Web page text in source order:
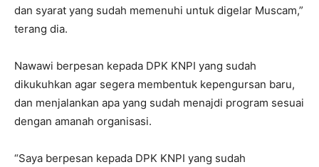
dan syarat yang sudah memenuhi untuk digelar Muscam,”
terang dia.
Nawawi berpesan kepada DPK KNPI yang sudah
dikukuhkan agar segera membentuk kepengursan baru,
dan menjalankan apa yang sudah menajdi program sesuai
dengan amanah organisasi.
“Saya berpesan kepada DPK KNPI yang sudah